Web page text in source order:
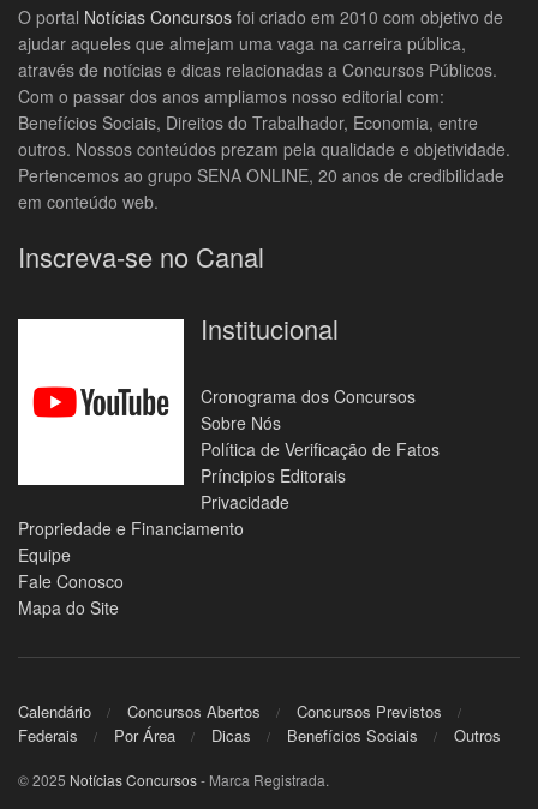
O portal Notícias Concursos foi criado em 2010 com objetivo de
ajudar aqueles que almejam uma vaga na carreira pública,
através de notícias e dicas relacionadas a Concursos Públicos.
Com o passar dos anos ampliamos nosso editorial com:
Benefícios Sociais, Direitos do Trabalhador, Economia, entre
outros. Nossos conteúdos prezam pela qualidade e objetividade.
Pertencemos ao grupo SENA ONLINE, 20 anos de credibilidade
em conteúdo web.
Inscreva-se no Canal
Institucional
Cronograma dos Concursos
Sobre Nós
Política de Verificação de Fatos
Príncipios Editorais
Privacidade
Propriedade e Financiamento
Equipe
Fale Conosco
Mapa do Site
Calendário Concursos Abertos
Concursos Previstos
Federais
Por Área Dicas Benefícios Sociais Outros
© 2025 Notícias Concursos- Marca Registrada.